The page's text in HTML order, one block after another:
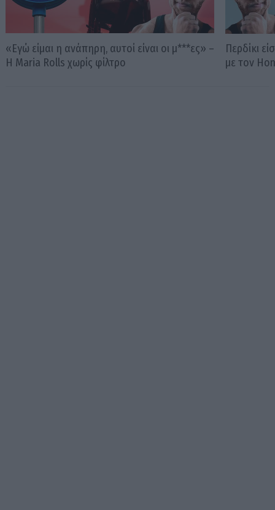
«Εγώ είμαι η ανάπηρη, αυτοί είναι οι μ***ες» –
Η Maria Rolls χωρίς φίλτρο
Περδίκι
με τον